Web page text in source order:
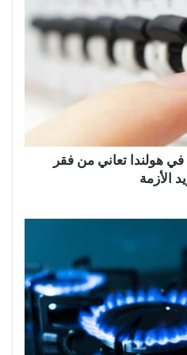
هولندا تعاني من فقر
الأزمة